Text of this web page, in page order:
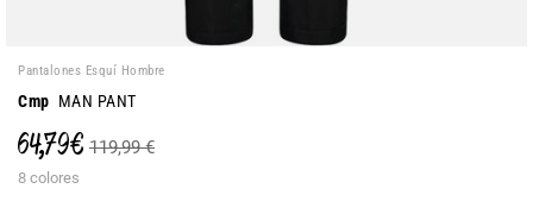
Pantalones Esquí Hombre
Cmp MAN PANT
64,79 € 119,99 €
8 colores